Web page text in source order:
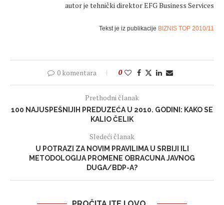
autor je tehnički direktor EFG Business Services
Tekst je iz publikacije BIZNIS TOP 2010/11
0 komentara 0
Prethodni članak
100 NAJUSPEŠNIJIH PREDUZEĆA U 2010. GODINI: KAKO SE
KALIO ČELIK
Sledeći članak
U POTRAZI ZA NOVIM PRAVILIMA U SRBIJI ILI
METODOLOGIJA PROMENE OBRACUNA JAVNOG
DUGA/BDP-A?